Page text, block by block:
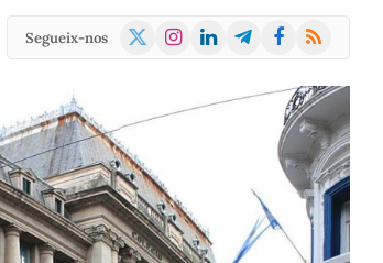
Segueix-nos
X
Instagram
LinkedInTelegramFacebook
RSS